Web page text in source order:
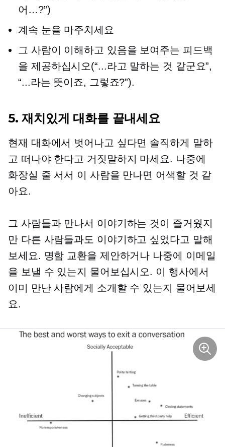
어…?”)
계속 눈을 마주치세요
그 사람이 이해하고 있음을 보여주는 피드백
을 제공하십시오(“...라고 말하는 것 같군요”,
“...라는 뜻이죠, 그렇죠?”).
5. 재치있게 대화를 끝내세요
현재 대화에서 벗어나고 싶다면 솔직하게 말하
고 떠나야 한다고 거짓말하지 마세요. 나중에
화장실 줄 서서 이 사람을 만나면 어색할 것 같
아요.
그 사람들과 만나서 이야기하는 것이 즐거웠지
만 다른 사람들과도 이야기하고 싶었다고 말해
보세요. 명함 교환을 제안하거나 나중에 이메일
을 보낼 수 있는지 물어보십시오. 이 행사에서
이미 만난 사람에게 소개할 수 있는지 물어보세
요.